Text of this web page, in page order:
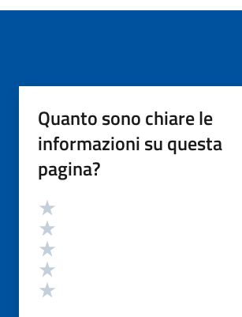
Quanto sono chiare le
informazioni su questa
pagina?
Valutazione